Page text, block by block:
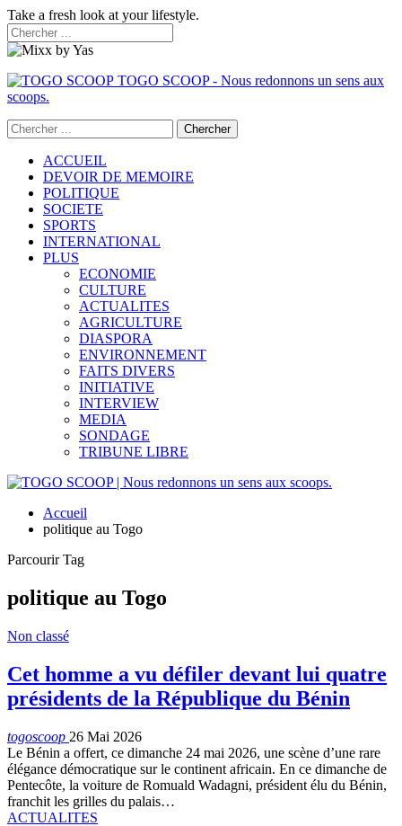
Take a fresh look at your lifestyle.
TOGO SCOOP - Nous redonnons un sens aux
scoops.
ACCUEIL
DEVOIR DE MEMOIRE
POLITIQUE
SOCIETE
SPORTS
INTERNATIONAL
PLUS
ECONOMIE
CULTURE
ACTUALITES
AGRICULTURE
DIASPORA
ENVIRONNEMENT
FAITS DIVERS
INITIATIVE
INTERVIEW
MEDIA
SONDAGE
TRIBUNE LIBRE
Accueil
politique au Togo
Parcourir Tag
politique au Togo
Non classé
Cet homme a vu défiler devant lui quatre
présidents de la République du Bénin
togoscoop 26 Mai 2026
Le Bénin a offert, ce dimanche 24 mai 2026, une scène d’une rare
élégance démocratique sur le continent africain. En ce dimanche de
Pentecôte, la voiture de Romuald Wadagni, président élu du Bénin,
franchit les grilles du palais…
ACTUALITES